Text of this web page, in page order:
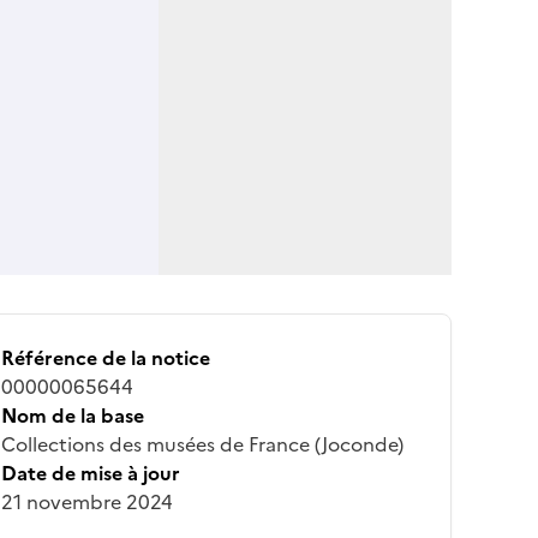
Référence de la notice
00000065644
Nom de la base
Collections des musées de France (Joconde)
Date de mise à jour
21 novembre 2024